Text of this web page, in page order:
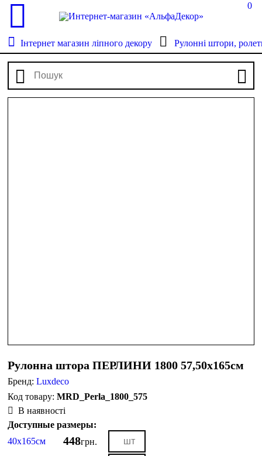
0
Інтернет магазин ліпного декору Рулонні штори,
Рулонна штора ПЕРЛИНИ 1800 57,50х165см
Бренд:Luxdeco
MRD_Perla_1800_575
В наявності
Доступные размеры:
40х165см
448грн.